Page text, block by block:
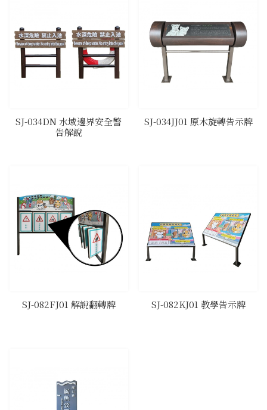
SJ-034DN 水域邊界安全警
告解說
SJ-034JJ01 原木旋轉告示牌
SJ-082FJ01 解說翻轉牌 SJ-082KJ01 教學告示牌